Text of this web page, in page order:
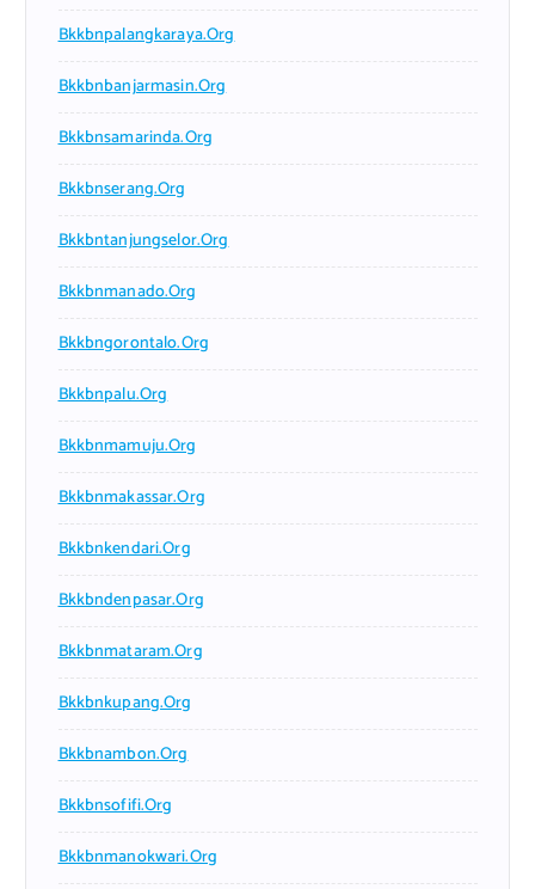
Bkkbnpalangkaraya.org
Bkkbnbanjarmasin.org
Bkkbnsamarinda.org
Bkkbnserang.org
Bkkbntanjungselor.org
Bkkbnmanado.org
Bkkbngorontalo.org
Bkkbnpalu.org
Bkkbnmamuju.org
Bkkbnmakassar.org
Bkkbnkendari.org
Bkkbndenpasar.org
Bkkbnmataram.org
Bkkbnkupang.org
Bkkbnambon.org
Bkkbnsofifi.org
Bkkbnmanokwari.org